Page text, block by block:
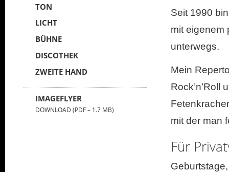
Seit 1990
mit eigenem
unterwegs.
Mein
mit der man
Für
TON
LICHT
BÜHNE
DISCOTHEK
ZWEITE HAND
IMAGEFLYER
DOWNLOAD (PDF – 1.7 MB)